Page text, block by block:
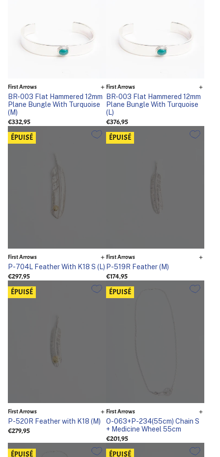
First Arrows
BR-003 Flat Hammered 12mm
Plane Bungle With Turquoise
(M)
€332,95
First Arrows
BR-003 Flat Hammered 12mm
Plane Bungle With Turquoise
(L)
€376,95
ÉPUISÉ
First Arrows
P-704L Feather With K18 S (L)
€297,95
ÉPUISÉ
First Arrows
P-519R Feather (M)
€174,95
ÉPUISÉ
First Arrows
P-520R Feather with K18 (M)
€279,95
ÉPUISÉ
First Arrows
O-063+P-234(55cm) Chain S
+ Medicine Wheel 55cm
€201,95
ÉPUISÉ ÉPUISÉ